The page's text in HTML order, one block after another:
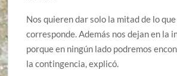
Nos quieren dar solo la mitad de lo que
corresponde. Además nos dejan en la
porque en ningún lado podremos
la contingencia, explicó.